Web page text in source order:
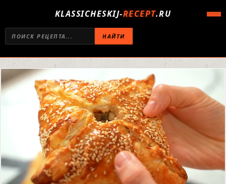
KLASSICHESKIJ-RECEPT.RU
НАЙТИ